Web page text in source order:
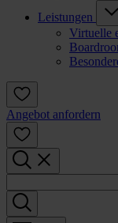
Leistungen
Virtuelle
Angebot anfordern